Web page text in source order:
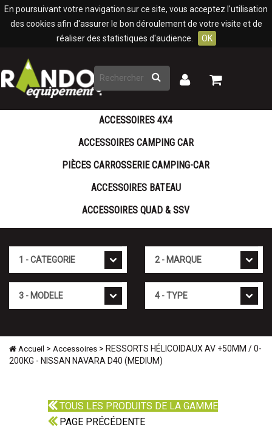
En poursuivant votre navigation sur ce site, vous acceptez l'utilisation
des cookies afin d'assurer le bon déroulement de votre visite et de
réaliser des statistiques d'audience.
OK
Rechercher
Mon
Mon
ACCESSOIRES 4X4
ACCESSOIRES CAMPING CAR
PIÈCES CARROSSERIE CAMPING-CAR
ACCESSOIRES BATEAU
ACCESSOIRES QUAD & SSV
Accueil > Accessoires > RESSORTS HÉLICOIDAUX AV +50MM / 0-
200KG - NISSAN NAVARA D40 (MEDIUM)
TOUS LES PRODUITS DE LA GAMME
PAGE PRÉCÉDENTE
Panneau de gestion des cookies